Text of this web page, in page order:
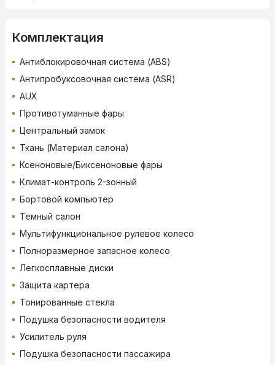
Комплектация
Антиблокировочная система (ABS)
Антипробуксовочная система (ASR)
AUX
Противотуманные фары
Центральный замок
Ткань (Материал салона)
Ксеноновые/Биксеноновые фары
Климат-контроль 2-зонный
Бортовой компьютер
Темный салон
Мультифункциональное рулевое колесо
Полноразмерное запасное колесо
Легкосплавные диски
Защита картера
Тонированные стекла
Подушка безопасности водителя
Усилитель руля
Подушка безопасности пассажира